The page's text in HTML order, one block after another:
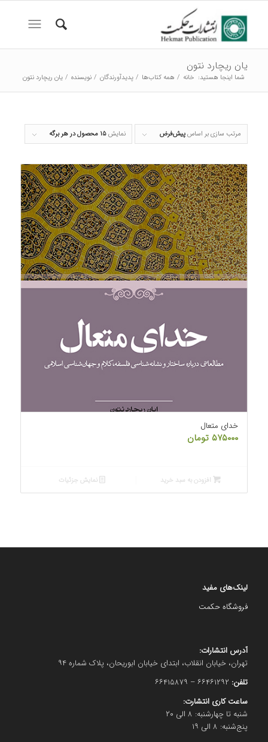
یان ریچارد نتون
شما اینجا هستید: خانه / همه کتاب‌ها / پدیدآورندگان / نویسنده / یان ریچارد نتون
مرتب سازی بر اساسپیش‌فرض نمایش۱۵ محصول در هر برگه
خدای متعال
۵۷۵۰۰۰ تومان
افزودن به سبد خرید نمایش جزئیات
لینک‌های مفید
فروشگاه حکمت
آدرس انتشارات:
تهران، خیابان انقلاب، ابتدای خیابان ابوریحان، پلاک شماره ۹۴
تلفن:
ساعت کاری انتشارت:
شنبه تا چهارشنبه: ۸ الی ۲۰
پنج‌شنبه: ۸ الی ۱۹